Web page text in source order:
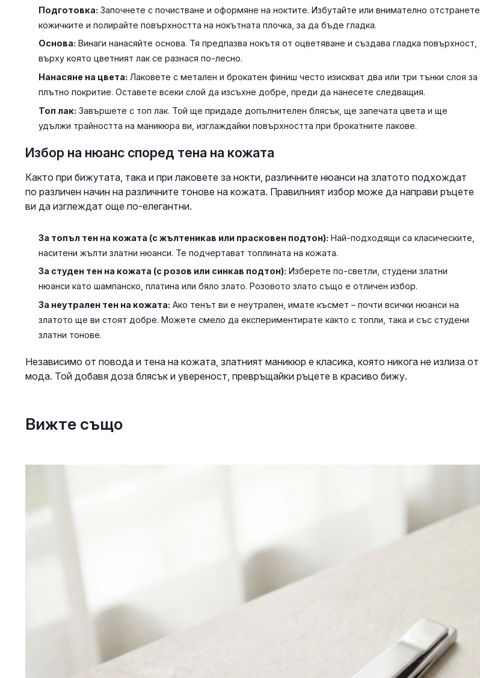
Подготовка: Започнете с почистване и оформяне на ноктите. Избутайте или внимателно отстранете
кожичките и полирайте повърхността на нокътната плочка, за да бъде гладка.
Основа: Винаги нанасяйте основа. Тя предпазва нокътя от оцветяване и създава гладка повърхност,
върху която цветният лак се разнася по-лесно.
Нанасяне на цвета: Лаковете с метален и брокатен финиш често изискват два или три тънки слоя за
плътно покритие. Оставете всеки слой да изсъхне добре, преди да нанесете следващия.
Топ лак: Завършете с топ лак. Той ще придаде допълнителен блясък, ще запечата цвета и ще
удължи трайността на маникюра ви, изглаждайки повърхността при брокатните лакове.
Избор на нюанс според тена на кожата
Както при бижутата, така и при лаковете за нокти, различните нюанси на златото подхождат
по различен начин на различните тонове на кожата. Правилният избор може да направи ръцете
ви да изглеждат още по-елегантни.
За топъл тен на кожата (с жълтеникав или прасковен подтон): Най-подходящи са класическите,
наситени жълти златни нюанси. Те подчертават топлината на кожата.
За студен тен на кожата (с розов или синкав подтон): Изберете по-светли, студени златни
нюанси като шампанско, платина или бяло злато. Розовото злато също е отличен избор.
За неутрален тен на кожата: Ако тенът ви е неутрален, имате късмет – почти всички нюанси на
златото ще ви стоят добре. Можете смело да експериментирате както с топли, така и със студени
златни тонове.
Независимо от повода и тена на кожата, златният маникюр е класика, която никога не излиза от
мода. Той добавя доза блясък и увереност, превръщайки ръцете в красиво бижу.
Вижте също